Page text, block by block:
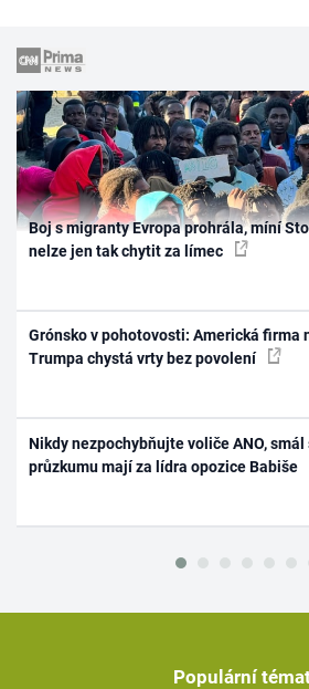
Boj s migranty Evropa prohrála, míní
nelze jen tak chytit za límec
Grónsko v pohotovosti: Americká firma
Trumpa chystá vrty bez povolení
Nikdy nezpochybňujte voliče ANO, smál
průzkumu mají za lídra opozice Babiše
Populární